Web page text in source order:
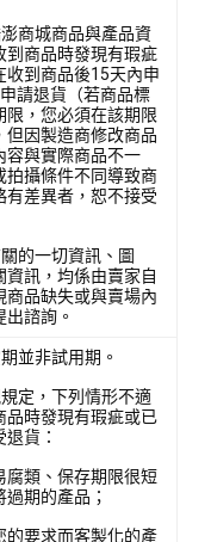
商城商品與產品資
到商品時發現有瑕疵
收到商品後15天內申
請退貨（若商品標
限，您必須在該期限
但因製造商修改商品
容與實際商品不一
拍攝條件不同導致商
有差異者，恕不接受
的一切資訊、圖
資訊，均係由賣家自
商品缺失或與賣場內
諮詢。
並非試用期。
定，下列情形不適
品時發現有瑕疵或已
貨：
腐類、保存期限很短
期的產品；
的要求而客製化的產